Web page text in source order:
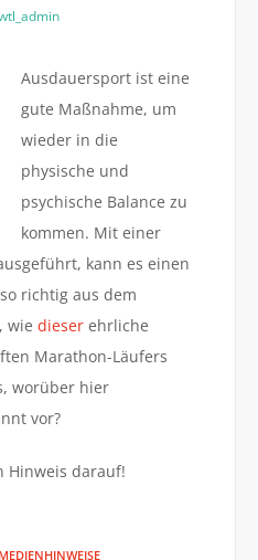
Ausdauersport ist eine
gute Maßnahme, um
wieder in die
physische und
psychische Balance zu
kommen. Mit einer
kann es einen
richtig aus dem
wie dieser ehrliche
Marathon-Läufers
worüber hier
vor?
Hinweis darauf!
MEDIENHINWEISE